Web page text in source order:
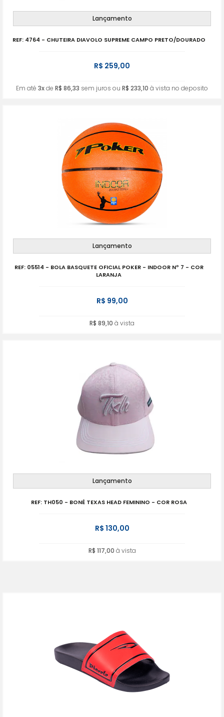
Lançamento
REF: 4764 - CHUTEIRA DIAVOLO SUPREME CAMPO PRETO/DOURADO
R$ 259,00
Em até 3xde R$ 86,33 sem juros ou R$ 233,10 à vista no deposito
Lançamento
REF: 05514 - BOLA BASQUETE OFICIAL POKER - INDOOR Nº 7 - COR
LARANJA
R$ 99,00
R$ 89,10 à vista
Lançamento
REF: TH050 - BONÉ TEXAS HEAD FEMININO - COR ROSA
R$ 130,00
R$ 117,00 à vista